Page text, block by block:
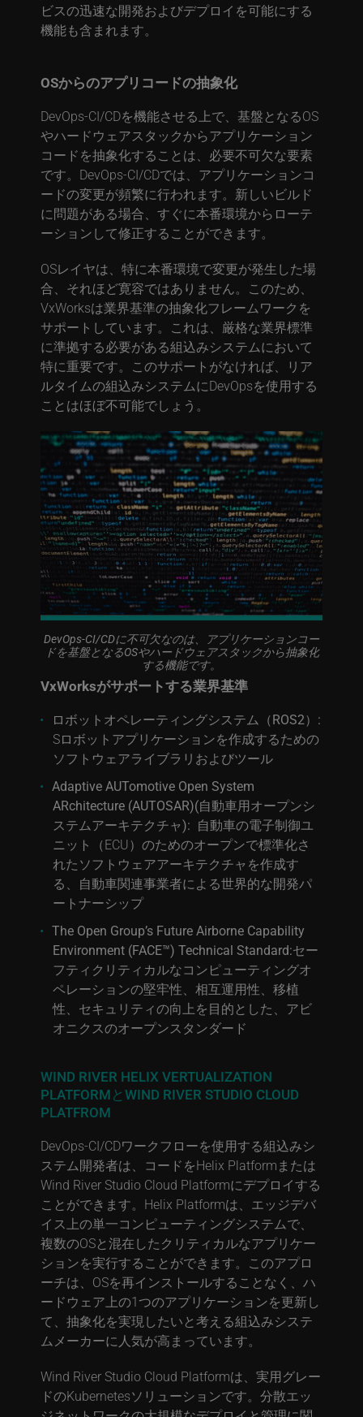
ビスの迅速な開発およびデプロイを可能にする
機能も含まれます。
OSからのアプリコードの抽象化
DevOps-CI/CDを機能させる上で、基盤となるOS
やハードウェアスタックからアプリケーション
コードを抽象化することは、必要不可欠な要素
です。DevOps-CI/CDでは、アプリケーションコ
ードの変更が頻繁に行われます。新しいビルド
に問題がある場合、すぐに本番環境からローテ
ーションして修正することができます。
OSレイヤは、特に本番環境で変更が発生した場
合、それほど寛容ではありません。このため、
VxWorksは業界基準の抽象化フレームワークを
サポートしています。これは、厳格な業界標準
に準拠する必要がある組込みシステムにおいて
特に重要です。このサポートがなければ、リア
ルタイムの組込みシステムにDevOpsを使用する
ことはほぼ不可能でしょう。
DevOps-CI/CDに不可欠なのは、アプリケーションコー
ドを基盤となるOSやハードウェアスタックから抽象化
する機能です。
VxWorksがサポートする業界基準
ロボットオペレーティングシステム（ROS2）:
Sロボットアプリケーションを作成するための
ソフトウェアライブラリおよびツール
Adaptive AUTomotive Open System
ARchitecture (AUTOSAR)(自動車用オープンシ
ステムアーキテクチャ): 自動車の電子制御ユ
ニット（ECU）のためのオープンで標準化さ
れたソフトウェアアーキテクチャを作成す
る、自動車関連事業者による世界的な開発パ
ートナーシップ
The Open Group’s Future Airborne Capability
Environment (FACE™) Technical Standard:セー
フティクリティカルなコンピューティングオ
ペレーションの堅牢性、相互運用性、移植
性、セキュリティの向上を目的とした、アビ
オニクスのオープンスタンダード
WIND RIVER HELIX VERTUALIZATION
PLATFORMとWIND RIVER STUDIO CLOUD
PLATFROM
DevOps-CI/CDワークフローを使用する組込みシ
ステム開発者は、コードをHelix Platformまたは
Wind River Studio Cloud Platformにデプロイする
ことができます。Helix Platformは、エッジデバ
イス上の単一コンピューティングシステムで、
複数のOSと混在したクリティカルなアプリケー
ションを実行することができます。このアプロ
ーチは、OSを再インストールすることなく、ハ
ードウェア上の1つのアプリケーションを更新し
て、抽象化を実現したいと考える組込みシステ
ムメーカーに人気が高まっています。
Wind River Studio Cloud Platformは、実用グレー
ドのKubernetesソリューションです。分散エッ